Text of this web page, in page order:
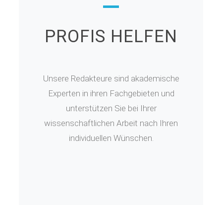
PROFIS HELFEN
Unsere Redakteure sind akademische
Experten in ihren Fachgebieten und
unterstützen Sie bei Ihrer
wissenschaftlichen Arbeit nach Ihren
individuellen Wünschen.